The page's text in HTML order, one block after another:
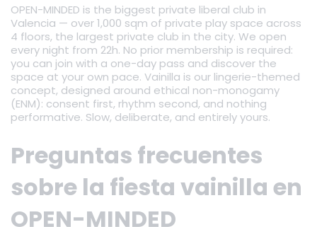
OPEN-MINDED is the biggest private liberal club in
Valencia — over 1,000 sqm of private play space across
4 floors, the largest private club in the city. We open
every night from 22h. No prior membership is required:
you can join with a one-day pass and discover the
space at your own pace. Vainilla is our lingerie-themed
concept, designed around ethical non-monogamy
(ENM): consent first, rhythm second, and nothing
performative. Slow, deliberate, and entirely yours.
Preguntas frecuentes
sobre la fiesta vainilla en
OPEN-MINDED